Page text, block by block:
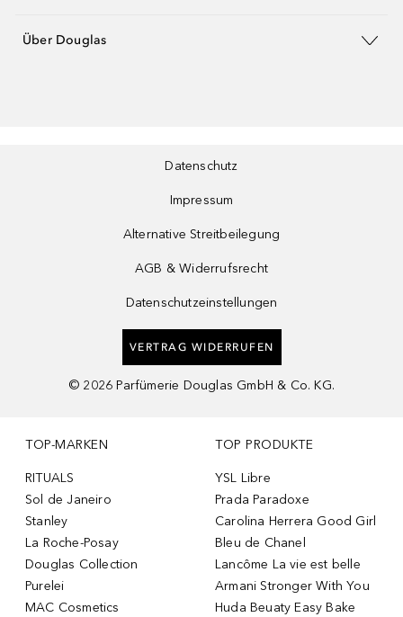
Über Douglas
Datenschutz
Impressum
Alternative Streitbeilegung
AGB & Widerrufsrecht
Datenschutzeinstellungen
VERTRAG WIDERRUFEN
© 2026 Parfümerie Douglas GmbH & Co. KG.
TOP-MARKEN
RITUALS
Sol de Janeiro
Stanley
La Roche-Posay
Douglas Collection
Purelei
MAC Cosmetics
TOP PRODUKTE
YSL Libre
Prada Paradoxe
Carolina Herrera Good Girl
Bleu de Chanel
Lancôme La vie est belle
Armani Stronger With You
Huda Beuaty Easy Bake